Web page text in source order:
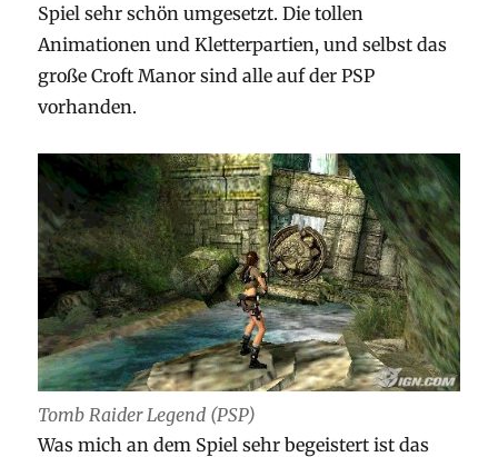
Spiel sehr schön umgesetzt. Die tollen
Animationen und Kletterpartien, und selbst das
große Croft Manor sind alle auf der PSP
vorhanden.
Tomb Raider Legend (PSP)
Was mich an dem Spiel sehr begeistert ist das